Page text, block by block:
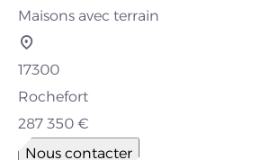
Maisons avec terrain
17300
Rochefort
287 350 €
Nous contacter